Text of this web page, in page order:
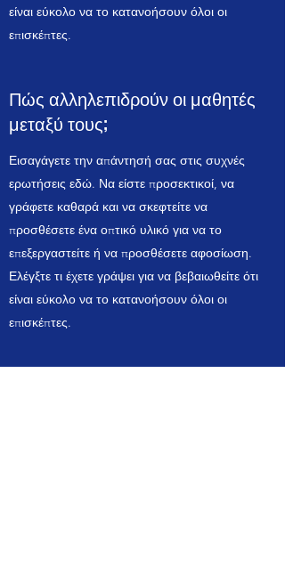
είναι εύκολο να το κατανοήσουν όλοι οι
επισκέπτες.
Πώς αλληλεπιδρούν οι μαθητές
μεταξύ τους;
Εισαγάγετε την απάντησή σας στις συχνές
ερωτήσεις εδώ. Να είστε προσεκτικοί, να
γράφετε καθαρά και να σκεφτείτε να
προσθέσετε ένα οπτικό υλικό για να το
επεξεργαστείτε ή να προσθέσετε αφοσίωση.
Ελέγξτε τι έχετε γράψει για να βεβαιωθείτε ότι
είναι εύκολο να το κατανοήσουν όλοι οι
επισκέπτες.